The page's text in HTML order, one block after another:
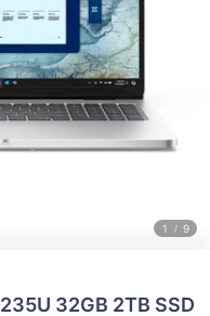
32GB 2TB SSD